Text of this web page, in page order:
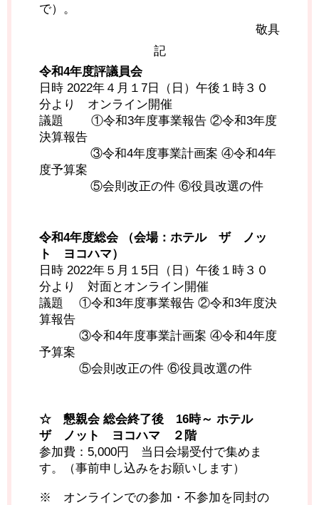
で）。
敬具
記
令和4年度評議員会
日時 2022年４月１7日（日）午後１時３０
分より オンライン開催
議題 ①令和3年度事業報告 ②令和3年度
決算報告
________③令和4年度事業計画案 ④令和4年
度予算案
________⑤会則改正の件 ⑥役員改選の件
令和4年度総会 （会場：ホテル ザ ノッ
ト ヨコハマ）
日時 2022年５月１5日（日）午後１時３０
分より 対面とオンライン開催
議題 ①令和3年度事業報告 ②令和3年度決
算報告
③令和4年度事業計画案 ④令和4年度
予算案
⑤会則改正の件 ⑥役員改選の件
☆ 懇親会 総会終了後 16時～ ホテル
ザ ノット ヨコハマ ２階
参加費：5,000円 当日会場受付で集めま
す。（事前申し込みをお願いします）
※ オンラインでの参加・不参加を同封の